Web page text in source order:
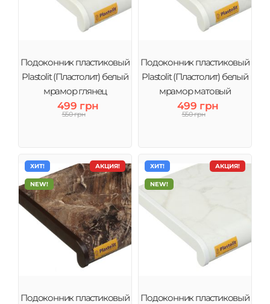
Подоконник пластиковый
Plastolit (Пластолит) белый
мрамор глянец
499 грн
550 грн
Подоконник пластиковый
Plastolit (Пластолит) белый
мрамор матовый
499 грн
550 грн
АКЦИЯ!
ХИТ!
NEW!
Подоконник пластиковый
АКЦИЯ!
ХИТ!
NEW!
Подоконник пластиковый